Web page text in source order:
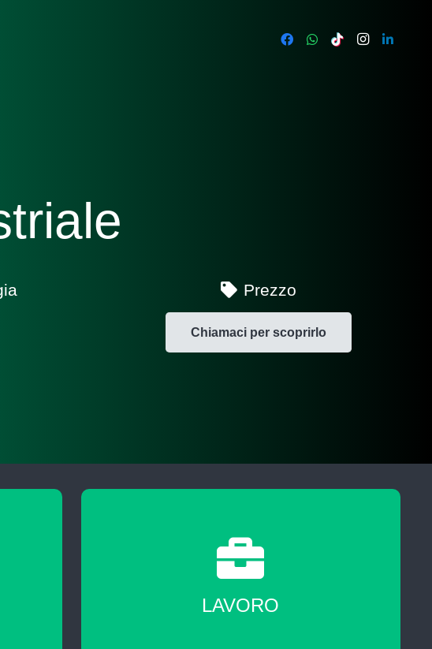
Prezzo
Chiamaci per scoprirlo
LAVORO
A fine corso sarai messo in contatto con